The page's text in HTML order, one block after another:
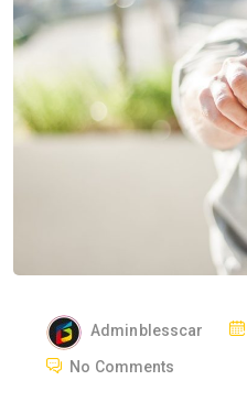
Adminblesscar
No Comments